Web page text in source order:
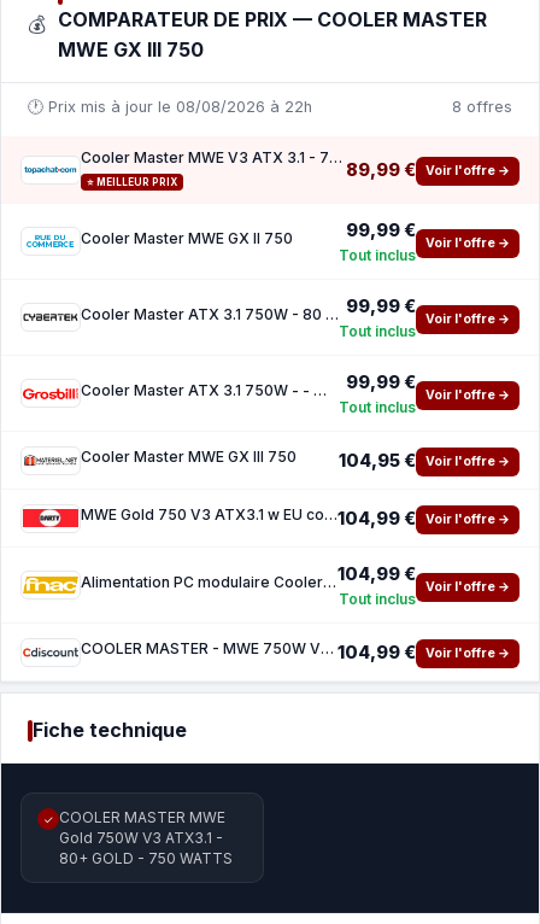
💰 COMPARATEUR DE PRIX — COOLER MASTER
MWE GX III 750
🕐 Prix mis à jour le 08/08/2026 à 22h 8 offres
Cooler Master MWE V3 ATX 3.1 - 750W ( 10 de reduction avec le code promo KOO )
⭐ MEILLEUR PRIX
89,99 € Voir l'offre →
Cooler Master MWE GX II 750 99,99 €
Tout inclus
Voir l'offre →
Cooler Master ATX 3.1 750W - 80 Gold - MWE Gold 750 V3 Noir 99,99 €
Tout inclus
Voir l'offre →
Cooler Master ATX 3.1 750W - - MWE 750 V3 Black 99,99 €
Tout inclus
Voir l'offre →
Cooler Master MWE GX III 750 104,95 € Voir l'offre →
MWE Gold 750 V3 ATX3.1 w EU cord104,99 € Voir l'offre →
Alimentation PC modulaire Cooler Master MWE V3 750W 80 PLUS Gold Black104,99 €
Tout inclus
Voir l'offre →
COOLER MASTER - MWE 750W V3 FM ATX3.1 - - 750W 104,99 € Voir l'offre →
Fiche technique
✓ COOLER MASTER MWE
Gold 750W V3 ATX3.1 -
80+ GOLD - 750 WATTS